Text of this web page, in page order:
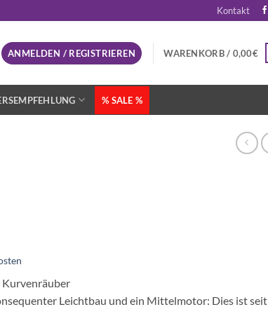
Kontakt
ANMELDEN / REGISTRIEREN WARENKORB / 0,00€
% SALE %
Kurvenräuber
Leichtbau und ein Mittelmotor: Dies ist seit